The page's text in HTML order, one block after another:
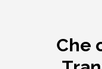
Che